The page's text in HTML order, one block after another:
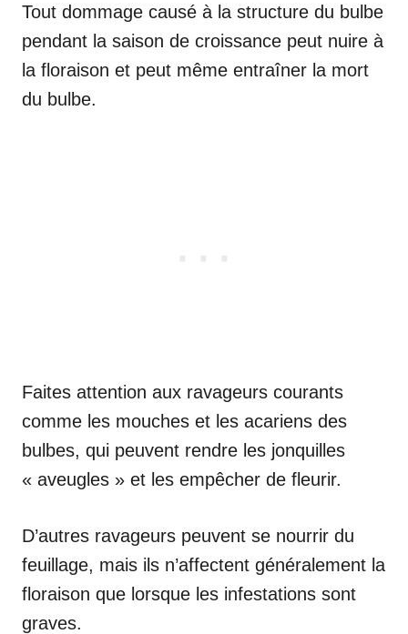
Tout dommage causé à la structure du bulbe
pendant la saison de croissance peut nuire à
la floraison et peut même entraîner la mort
du bulbe.
Faites attention aux ravageurs courants
comme les mouches et les acariens des
bulbes, qui peuvent rendre les jonquilles
« aveugles » et les empêcher de fleurir.
D’autres ravageurs peuvent se nourrir du
feuillage, mais ils n’affectent généralement la
floraison que lorsque les infestations sont
graves.